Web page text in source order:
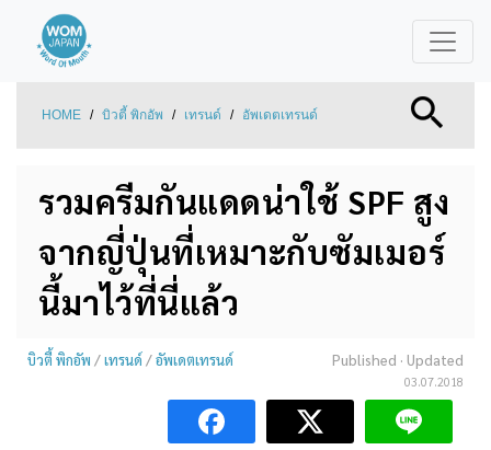
HOME / บิวตี้ พิกอัพ / เทรนด์ / อัพเดตเทรนด์
รวมครีมกันแดดน่าใช้ SPF สูง
จากญี่ปุ่นที่เหมาะกับซัมเมอร์
นี้มาไว้ที่นี่แล้ว
บิวตี้ พิกอัพ /เทรนด์/อัพเดตเทรนด์ Published · Updated
03.07.2018